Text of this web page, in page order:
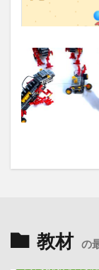
教材 の